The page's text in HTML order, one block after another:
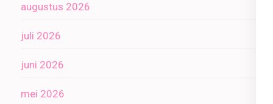
augustus 2026
juli 2026
juni 2026
mei 2026